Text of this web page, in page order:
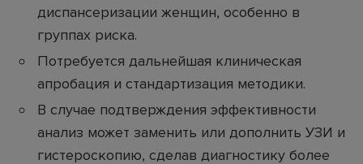
диспансеризации женщин, особенно в
группах риска.
Потребуется дальнейшая клиническая
апробация и стандартизация методики.
В случае подтверждения эффективности
анализ может заменить или дополнить УЗИ и
гистероскопию, сделав диагностику более